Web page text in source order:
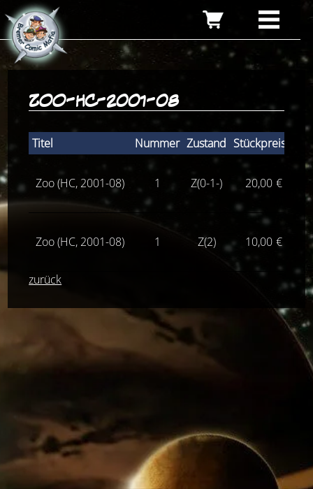
zoo-hc-2001-08
Titel Nummer Zustand Stückpreis
Zoo (HC, 2001-08) 1 Z(0-1-) 20,00 €
Zoo (HC, 2001-08) 1 Z(2) 10,00 €
zurück